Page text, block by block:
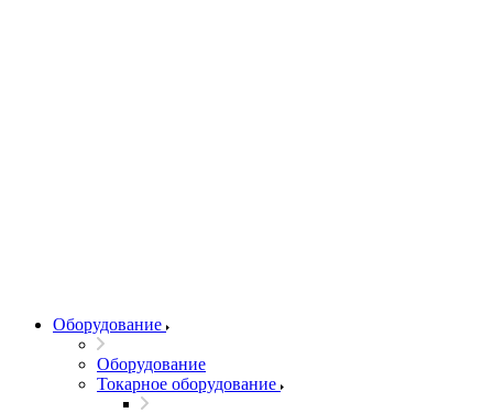
Оборудование
Оборудование
Токарное оборудование